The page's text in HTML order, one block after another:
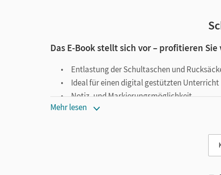
Das E-Book stellt sich vor – profitieren
Entlastung der Schultaschen und
Ideal für einen digital gestützten Unterricht
Notiz- und Markierungsmöglichkeit
Jederzeit unkompliziert verfügbar
Viele digitale Funktionen unterstützen das
Mehr lesen